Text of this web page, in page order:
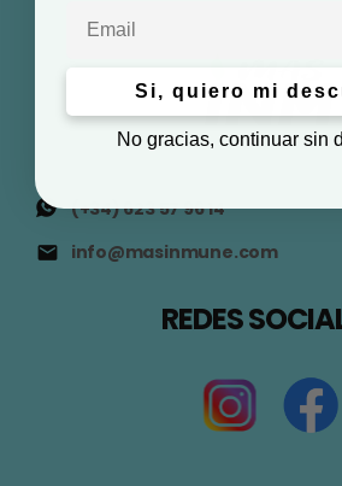
(+34) 623 57 96 14
info@masinmune.com
REDES
Si, quiero mi
No gracias, continuar sin